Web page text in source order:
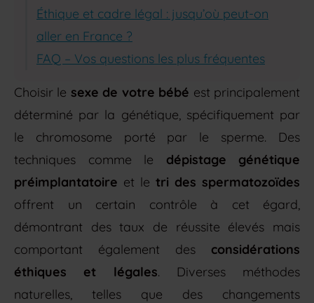
Éthique et cadre légal : jusqu’où peut-on
aller en France ?
FAQ – Vos questions les plus fréquentes
Choisir le sexe de votre bébé est principalement
déterminé par la génétique, spécifiquement par
le chromosome porté par le sperme. Des
techniques comme le dépistage génétique
préimplantatoire et le tri des spermatozoïdes
offrent un certain contrôle à cet égard,
démontrant des taux de réussite élevés mais
comportant également des considérations
éthiques et légales. Diverses méthodes
naturelles, telles que des changements